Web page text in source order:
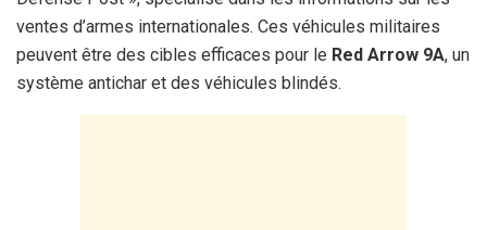
ventes d’armes internationales. Ces véhicules militaires
peuvent être des cibles efficaces pour le Red Arrow 9A, un
système antichar et des véhicules blindés.